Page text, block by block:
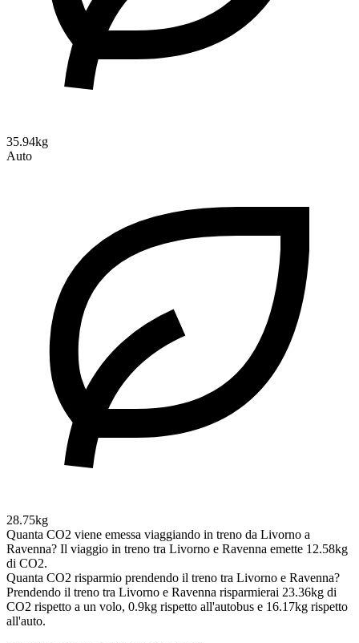
35.94kg
Auto
28.75kg
Quanta CO2 viene emessa viaggiando in treno da Livorno a
Ravenna? Il viaggio in treno tra Livorno e Ravenna emette 12.58kg
di CO2.
Quanta CO2 risparmio prendendo il treno tra Livorno e Ravenna?
Prendendo il treno tra Livorno e Ravenna risparmierai 23.36kg di
CO2 rispetto a un volo, 0.9kg rispetto all'autobus e 16.17kg rispetto
all'auto.